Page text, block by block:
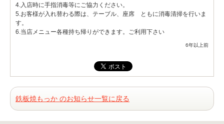
4.入店時に手指消毒等にご協力ください。
5.お客様が入れ替わる際は、テーブル、座席 ともに消毒清掃を行いま
す。
6.当店メニュー各種持ち帰りができます。ご利用下さい
6年以上前
鉄板焼もっか のお知らせ一覧に戻る